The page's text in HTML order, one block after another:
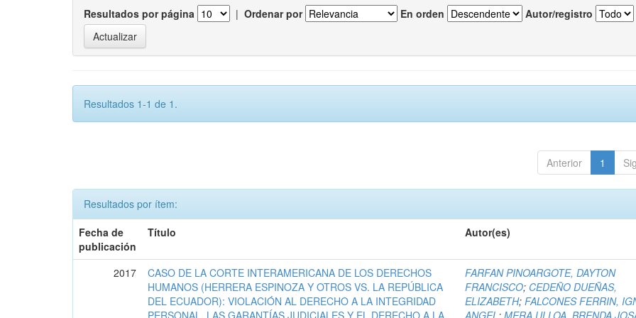
Resultados por página | Ordenar por En orden Autor/registro
Resultados 1-1 de 1.
Anterior 1
Resultados por ítem:
Fecha de
publicación
Título Autor(es)
2017
CASO DE LA CORTE INTERAMERICANA DE LOS DERECHOS
HUMANOS (HERRERA ESPINOZA Y OTROS VS. LA REPÚBLICA
DEL ECUADOR): VIOLACIÓN AL DERECHO A LA INTEGRIDAD
PERSONAL, LAS GARANTÍAS JUDICIALES Y EL DERECHO A LA
FARFAN PINOARGOTE, DAYTON
FRANCISCO; CEDEÑO DUEÑAS,
ELIZABETH;FALCONES FERRIN,
ANGEL ;MERA ULLOA, BRENDA